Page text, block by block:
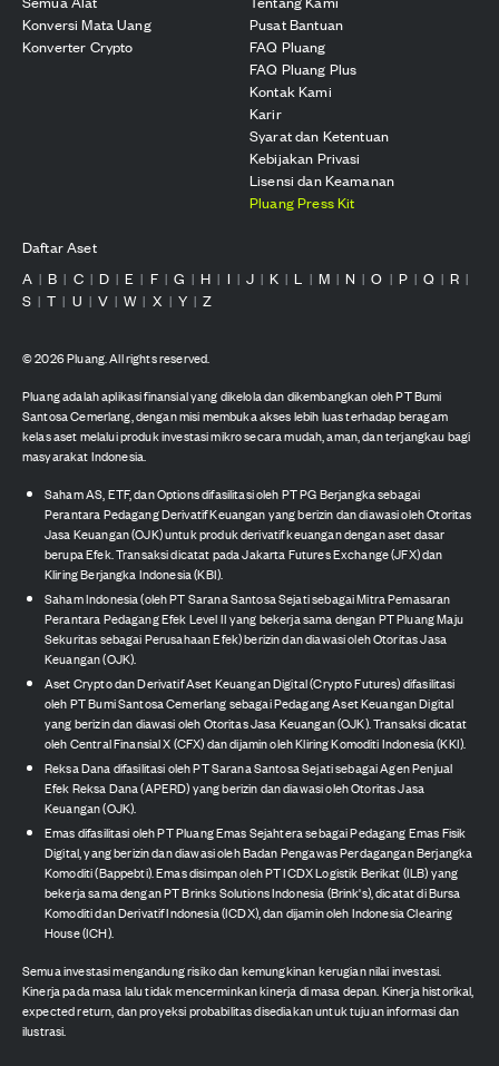
Konversi Mata Uang
Konverter Crypto
Pusat Bantuan
FAQ Pluang
FAQ Pluang Plus
Kontak Kami
Karir
Syarat dan Ketentuan
Kebijakan Privasi
Lisensi dan Keamanan
Pluang Press Kit
Daftar Aset
A | B | C | D | E | F | G | H | I | J | K | L | M | N | O | P | Q | R |
S | T | U | V | W | X | Y | Z
©2026Pluang. All rights reserved.
Pluang adalah aplikasi finansial yang dikelola dan dikembangkan oleh PT Bumi
Santosa Cemerlang, dengan misi membuka akses lebih luas terhadap beragam
kelas aset melalui produk investasi mikro secara mudah, aman, dan terjangkau bagi
masyarakat Indonesia.
Saham AS, ETF, dan Options difasilitasi oleh PT PG Berjangka sebagai
Perantara Pedagang Derivatif Keuangan yang berizin dan diawasi oleh Otoritas
Jasa Keuangan (OJK) untuk produk derivatif keuangan dengan aset dasar
berupa Efek. Transaksi dicatat pada Jakarta Futures Exchange (JFX) dan
Kliring Berjangka Indonesia (KBI).
Saham Indonesia (oleh PT Sarana Santosa Sejati sebagai Mitra Pemasaran
Perantara Pedagang Efek Level II yang bekerja sama dengan PT Pluang Maju
Sekuritas sebagai Perusahaan Efek) berizin dan diawasi oleh Otoritas Jasa
Keuangan (OJK).
Aset Crypto dan Derivatif Aset Keuangan Digital (Crypto Futures) difasilitasi
oleh PT Bumi Santosa Cemerlang sebagai Pedagang Aset Keuangan Digital
yang berizin dan diawasi oleh Otoritas Jasa Keuangan (OJK). Transaksi dicatat
oleh Central Finansial X (CFX) dan dijamin oleh Kliring Komoditi Indonesia (KKI).
Reksa Dana difasilitasi oleh PT Sarana Santosa Sejati sebagai Agen Penjual
Efek Reksa Dana (APERD) yang berizin dan diawasi oleh Otoritas Jasa
Keuangan (OJK).
Emas difasilitasi oleh PT Pluang Emas Sejahtera sebagai Pedagang Emas Fisik
Digital, yang berizin dan diawasi oleh Badan Pengawas Perdagangan Berjangka
Komoditi (Bappebti). Emas disimpan oleh PT ICDX Logistik Berikat (ILB) yang
bekerja sama dengan PT Brinks Solutions Indonesia (Brink's), dicatat di Bursa
Komoditi dan Derivatif Indonesia (ICDX), dan dijamin oleh Indonesia Clearing
House (ICH).
Semua investasi mengandung risiko dan kemungkinan kerugian nilai investasi.
Kinerja pada masa lalu tidak mencerminkan kinerja di masa depan. Kinerja historikal,
expected return, dan proyeksi probabilitas disediakan untuk tujuan informasi dan
ilustrasi.